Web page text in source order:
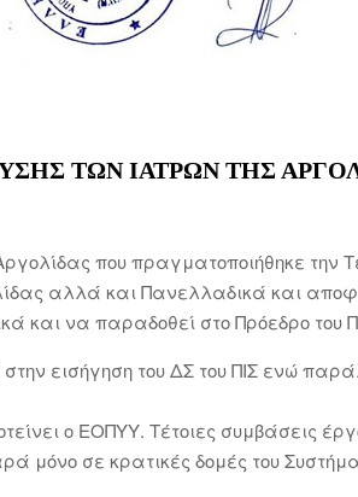
ΤΩΝ ΙΑΤΡΩΝ ΤΗΣ
που πραγματοποιήθηκε
αλλά και Πανελλαδικά και
και να παραδοθεί στο Πρόεδρο του
στην εισήγηση του ΔΣ του ΠΙΣ ενώ
ο ΕΟΠΥΥ. Τέτοιες συμβάσεις
μόνο σε κρατικές δομές του